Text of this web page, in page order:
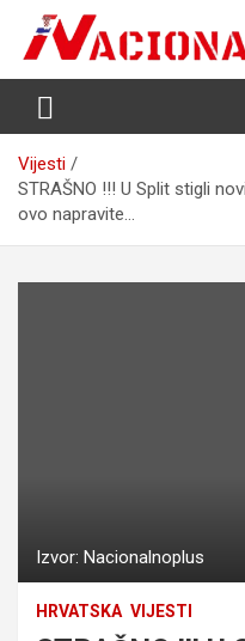
content
Nacija želi znati više
Vijesti
STRAŠNO !!! U Split stigli
ovo napravite…
Izvor: Nacionalnoplus
HRVATSKA VIJESTI